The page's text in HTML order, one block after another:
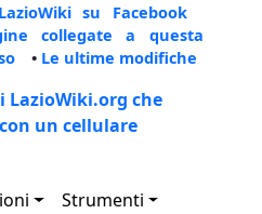
LazioWiki su Facebook
collegate a questa
• Le ultime modifiche
che
un cellulare
Strumenti